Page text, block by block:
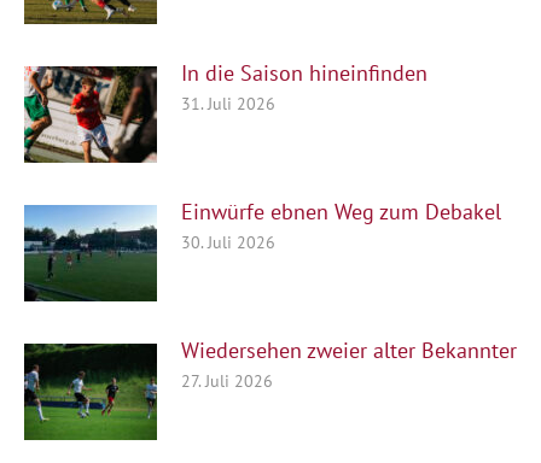
In die Saison hineinfinden
31. Juli 2026
Einwürfe ebnen Weg zum Debakel
30. Juli 2026
Wiedersehen zweier alter Bekannter
27. Juli 2026